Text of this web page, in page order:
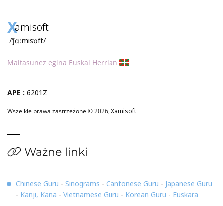
Xamisoft
/ˈʃɑːmisɒft/
Maitasunez egina Euskal Herrian
APE : 6201Z
Wszelkie prawa zastrzeżone © 2026,Xamisoft
Ważne linki
Chinese Guru - Sinograms - Cantonese Guru - Japanese Guru
- Kanji, Kana - Vietnamese Guru - Korean Guru - Euskara